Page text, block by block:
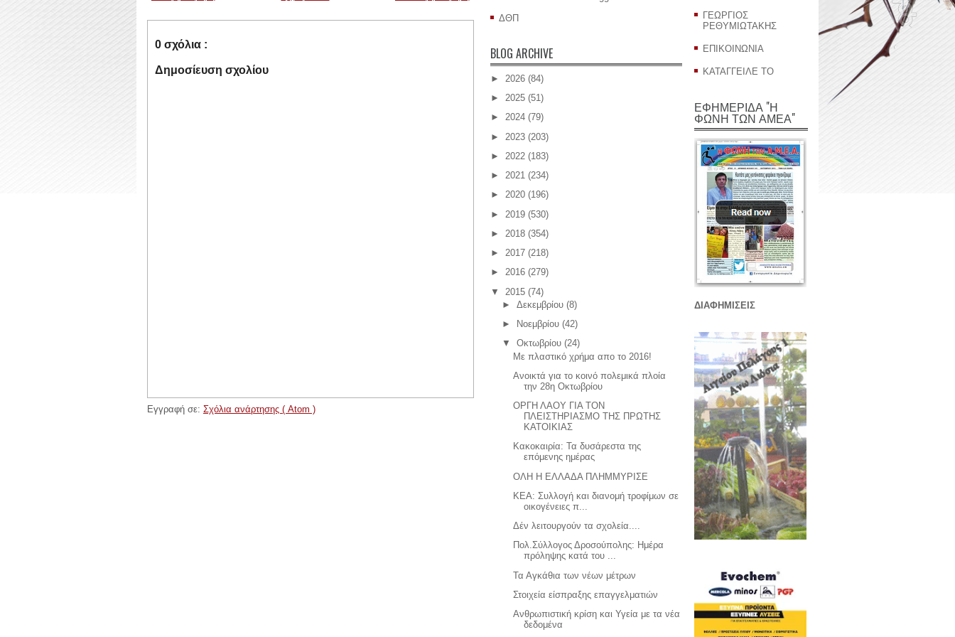
0 σχόλια :
Δημοσίευση σχολίου
Εγγραφή σε: Σχόλια ανάρτησης ( Atom )
ΔΘΠ
BLOG ARCHIVE
► 2026 (84)
► 2025 (51)
► 2024 (79)
► 2023 (203)
► 2022 (183)
► 2021 (234)
► 2020 (196)
► 2019 (530)
► 2018 (354)
► 2017 (218)
► 2016 (279)
▼
2015 (74)
► Δεκεμβρίου (8)
►
Νοεμβρίου (42)
▼
Οκτωβρίου (24)
Με πλαστικό χρήμα απο το 2016!
Ανοικτά για το κοινό πολεμικά πλοία
την 28η Οκτωβρίου
ΟΡΓΗ ΛΑΟΥ ΓΙΑ ΤΟΝ
ΠΛΕΙΣΤΗΡΙΑΣΜΟ ΤΗΣ ΠΡΩΤΗΣ
ΚΑΤΟΙΚΙΑΣ
Κακοκαιρία: Τα δυσάρεστα της
επόμενης ημέρας
ΟΛΗ Η ΕΛΛΑΔΑ ΠΛΗΜΜΥΡΙΣΕ
ΚΕΑ: Συλλογή και διανομή τροφίμων σε
οικογένειες π...
Δέν λειτουργούν τα σχολεία....
Πολ.Σύλλογος Δροσούπολης: Ημέρα
πρόληψης κατά του ...
Τα Αγκάθια των νέων μέτρων
Στοιχεία είσπραξης επαγγελματιών
Ανθρωπιστική κρίση και Υγεία με τα νέα
δεδομένα
ΓΕΩΡΓΙΟΣ
ΡΕΘΥΜΙΩΤΑΚΗΣ
ΕΠΙΚΟΙΝΩΝΙΑ
ΚΑΤΑΓΓΕΙΛΕ ΤΟ
ΕΦΗΜΕΡΙΔΑ "Η
ΦΩΝΗ ΤΩΝ ΑΜΕΑ"
ΔΙΑΦΗΜΙΣΕΙΣ